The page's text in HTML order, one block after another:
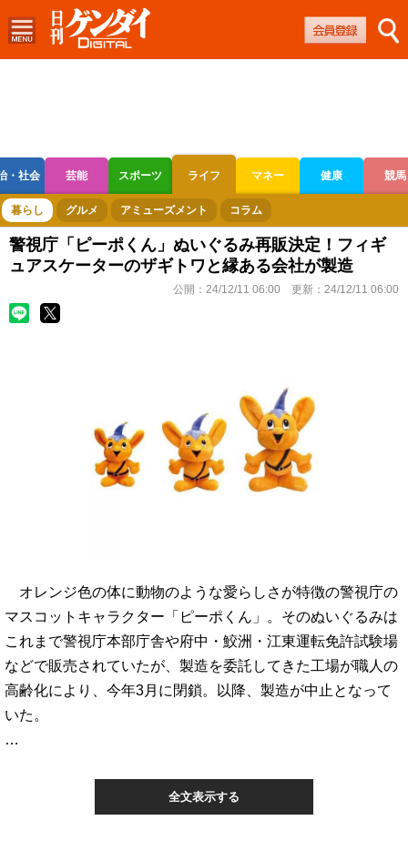
・社会 芸能 スポーツ ライフ マネー 健康 競馬
ボートレース 競輪 オートレース
暮らし グルメ アミューズメント コラム
警視庁「ピーポくん」ぬいぐるみ再販決定！フィギ
ュアスケーターのザギトワと縁ある会社が製造
公開： 24/12/11 06:00 更新： 24/12/11 06:00
オレンジ色の体に動物のような愛らしさが特徴の警視庁の
マスコットキャラクター「ピーポくん」。そのぬいぐるみは
これまで警視庁本部庁舎や府中・鮫洲・江東運転免許試験場
などで販売されていたが、製造を委託してきた工場が職人の
高齢化により、今年3月に閉鎖。以降、製造が中止となって
いた。
…
全文表示する